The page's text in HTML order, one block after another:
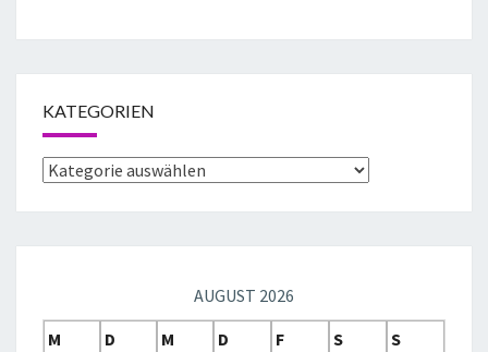
KATEGORIEN
AUGUST 2026
M
D M D F S
S